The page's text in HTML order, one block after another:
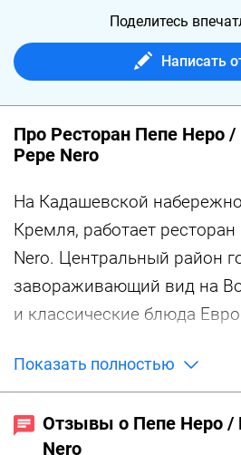
Поделитесь
Написать
Про Ресторан Пепе Неро /
Pepe Nero
На Кадашевской
Кремля, работает
Nero. Центральный район
завораживающий вид на
и классические блюда
загородные шале, которое
во французских Альпах или
Показать полностью
Отзывы о Пепе Неро /
Nero